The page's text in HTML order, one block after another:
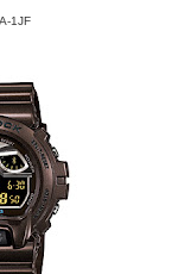
1JF